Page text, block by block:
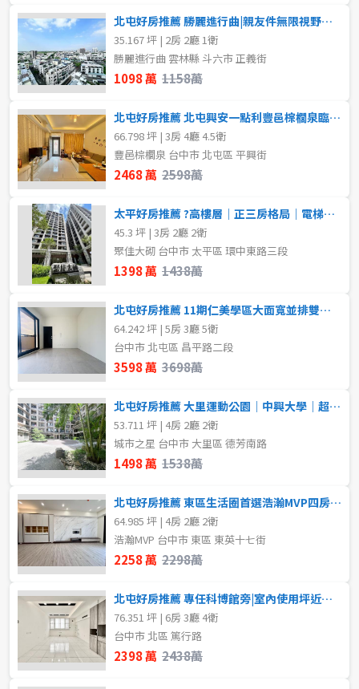
~ 樓
格局
不拘
1房
2房 3房
4房
屋齡
不拘
售價
5~10樓 11~20樓
21樓以上
格局
不拘
2房
4房
租金(元)
北屯好房推薦 勝麗進行曲|親友件無限視野次頂樓2房平車
35.167 坪 | 2房 2廳 1衛
勝麗進行曲 雲林縣 斗六市 正義街
1098 萬 1158萬
北屯好房推薦 北屯興安一點利豐邑棕櫚泉臨路透店
66.798 坪 | 3房 4廳 4.5衛
豐邑棕櫚泉 台中市 北屯區 平興街
2468 萬 2598萬
太平好房推薦 ?高樓層｜正三房格局｜電梯口柱邊平車
45.3 坪 | 3房 2廳 2衛
聚佳大砌 台中市 太平區 環中東路三段
1398 萬 1438萬
北屯好房推薦 11期仁美學區大面寬並排雙車臨路豪墅
64.242 坪 | 5房 3廳 5衛
台中市 北屯區 昌平路二段
3598 萬 3698萬
北屯好房推薦 大里運動公園｜中興大學｜超大四房平車
53.711 坪 | 4房 2廳 2衛
城市之星 台中市 大里區 德芳南路
1498 萬 1538萬
北屯好房推薦 東區生活圈首選浩瀚MVP四房雙平車
64.985 坪 | 4房 2廳 2衛
浩瀚MVP 台中市 東區 東英十七街
2258 萬 2298萬
北屯好房推薦 專任科博館旁|室內使用坪近百坪美透天
76.351 坪 | 6房 3廳 4衛
台中市 北區 篤行路
2398 萬 2438萬